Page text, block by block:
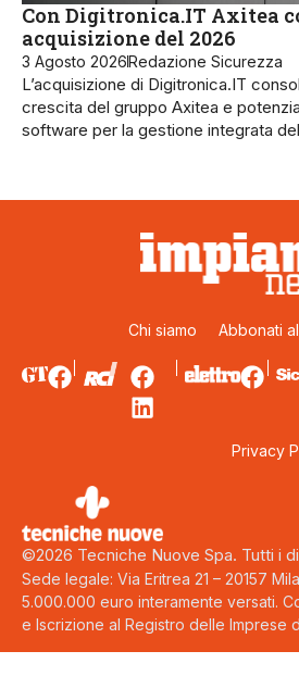
Con Digitronica.IT Axitea
acquisizione del 2026
3 Agosto 2026Redazione Sicurezza
L’acquisizione di Digitronica.IT
crescita del gruppo Axitea e
software per la gestione integrata
Chi siamo Abbonati
Privacy
©2026 Tecniche Nuove Spa. Tutti i
Sede legale: Via Eritrea 21 – 20157
5.000.000 euro interamente versati.
e Iscrizione al Registro delle Imprese